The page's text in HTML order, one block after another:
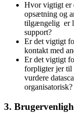
Hvor vigtigt er
opsætning og
tilgængelig er
support?
Er det vigtigt
kontakt med
Er det vigtigt
forpligter jer til
vurdere
organisatorisk?
3.